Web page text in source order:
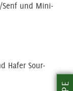
Senf und Mini-
Hafer Sour-